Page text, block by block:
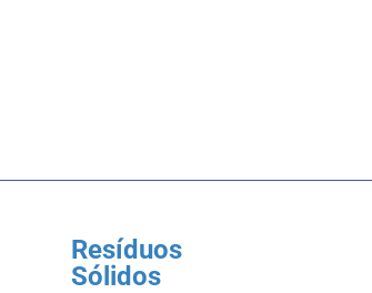
Resíduos
Sólidos